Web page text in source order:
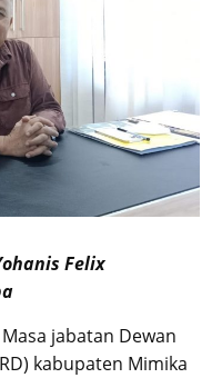
Felix
jabatan Dewan
kabupaten Mimika